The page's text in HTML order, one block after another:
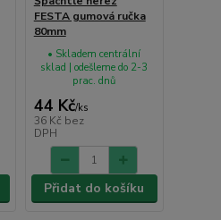
FESTA gumová ručka
80mm
44 Kč/ks
36 Kč bez
DPH
• Skladem centrální
sklad | odešleme do 2-3
prac. dnů
Přidat do košíku